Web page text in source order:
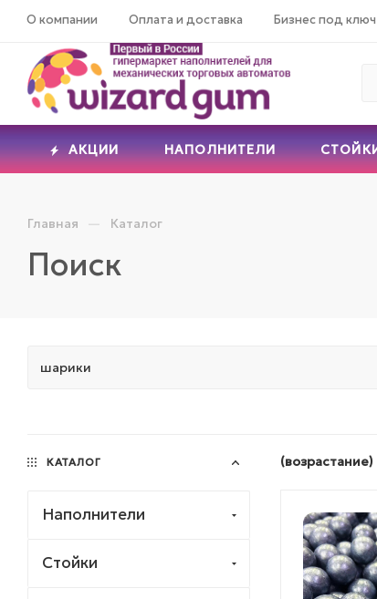
О компании Оплата и доставка Бизнес под ключ
АКЦИИ НАПОЛНИТЕЛИ
Главная — Каталог
Поиск
(возрастание)
КАТАЛОГ
Наполнители
Стойки